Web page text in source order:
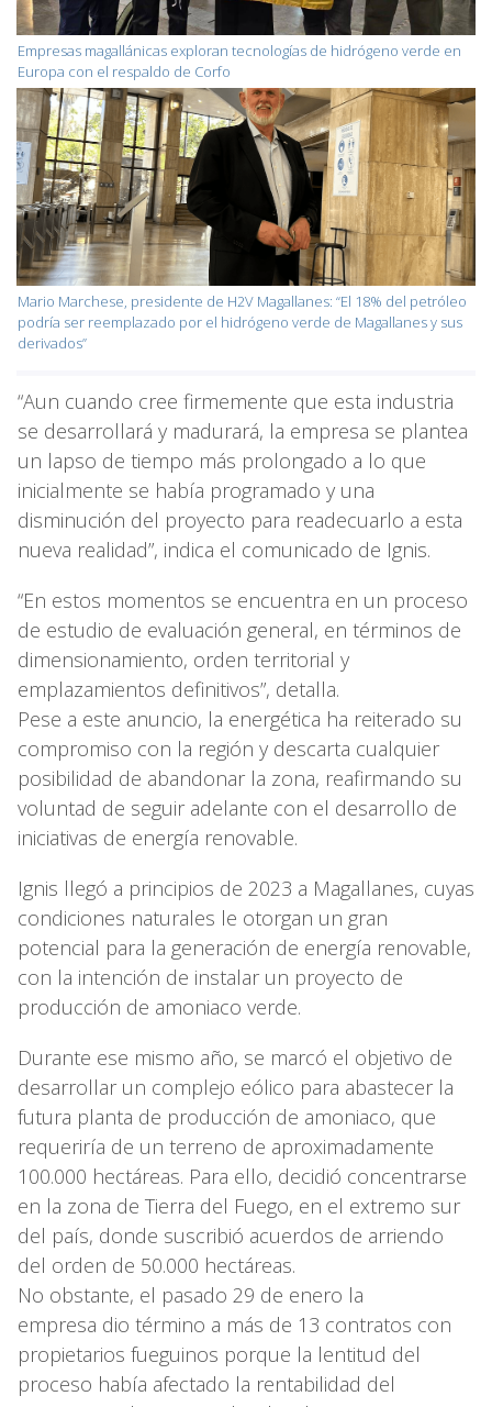
Empresas magallánicas exploran tecnologías de hidrógeno verde en
Europa con el respaldo de Corfo
Mario Marchese, presidente de H2V Magallanes: “El 18% del petróleo
podría ser reemplazado por el hidrógeno verde de Magallanes y sus
derivados”
“Aun cuando cree firmemente que esta industria
se desarrollará y madurará, la empresa se plantea
un lapso de tiempo más prolongado a lo que
inicialmente se había programado y una
disminución del proyecto para readecuarlo a esta
nueva realidad”, indica el comunicado de Ignis.
“En estos momentos se encuentra en un proceso
de estudio de evaluación general, en términos de
dimensionamiento, orden territorial y
emplazamientos definitivos”, detalla.
Pese a este anuncio, la energética ha reiterado su
compromiso con la región y descarta cualquier
posibilidad de abandonar la zona, reafirmando su
voluntad de seguir adelante con el desarrollo de
iniciativas de energía renovable.
Ignis llegó a principios de 2023 a Magallanes, cuyas
condiciones naturales le otorgan un gran
potencial para la generación de energía renovable,
con la intención de instalar un proyecto de
producción de amoniaco verde.
Durante ese mismo año, se marcó el objetivo de
desarrollar un complejo eólico para abastecer la
futura planta de producción de amoniaco, que
requeriría de un terreno de aproximadamente
100.000 hectáreas. Para ello, decidió concentrarse
en la zona de Tierra del Fuego, en el extremo sur
del país, donde suscribió acuerdos de arriendo
del orden de 50.000 hectáreas.
No obstante, el pasado 29 de enero la
empresa dio término a más de 13 contratos con
propietarios fueguinos porque la lentitud del
proceso había afectado la rentabilidad del